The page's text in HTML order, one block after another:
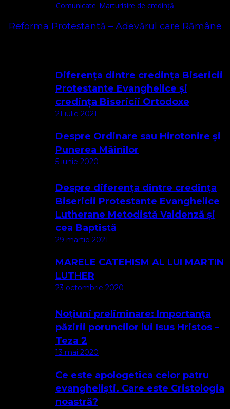
Comunicate Marturisire de credință
Reforma Protestantă – Adevărul care Rămâne
Diferența dintre credința Bisericii
Protestante Evanghelice și
credința Bisericii Ortodoxe
21 iulie 2021
Despre Ordinare sau Hirotonire și
Punerea Mâinilor
5 iunie 2020
Despre diferența dintre credința
Bisericii Protestante Evanghelice
Lutherane Metodistă Valdenză și
cea Baptistă
29 martie 2021
MARELE CATEHISM AL LUI MARTIN
LUTHER
23 octombrie 2020
Noțiuni preliminare: Importanța
păzirii poruncilor lui Isus Hristos –
Teza 2
13 mai 2020
Ce este apologetica celor patru
evangheliști. Care este Cristologia
noastră?